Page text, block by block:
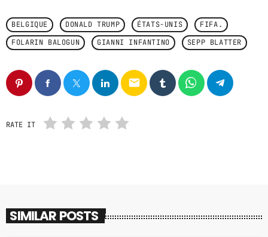
BELGIQUE DONALD TRUMP ÉTATS-UNIS
FIFA.
FOLARIN BALOGUN
GIANNI INFANTINO SEPP BLATTER
email
RATE IT
SIMILAR POSTS